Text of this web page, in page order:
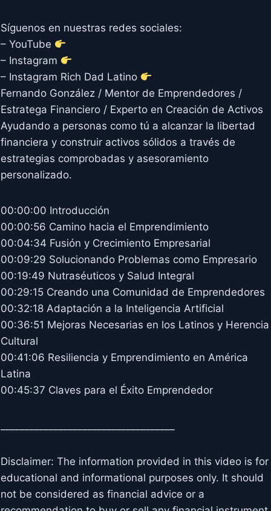
Síguenos en nuestras redes sociales:
– YouTube
– Instagram
– Instagram Rich Dad Latino
Fernando González / Mentor de Emprendedores /
Estratega Financiero / Experto en Creación de Activos
Ayudando a personas como tú a alcanzar la libertad
financiera y construir activos sólidos a través de
estrategias comprobadas y asesoramiento
personalizado.
00:00:00 Introducción
00:00:56 Camino hacia el Emprendimiento
00:04:34 Fusión y Crecimiento Empresarial
00:09:29 Solucionando Problemas como Empresario
00:19:49 Nutraséuticos y Salud Integral
00:29:15 Creando una Comunidad de Emprendedores
00:32:18 Adaptación a la Inteligencia Artificial
00:36:51 Mejoras Necesarias en los Latinos y Herencia
Cultural
00:41:06 Resiliencia y Emprendimiento en América
Latina
00:45:37 Claves para el Éxito Emprendedor
Disclaimer: The information provided in this video is for
educational and informational purposes only. It should
not be considered as financial advice or a